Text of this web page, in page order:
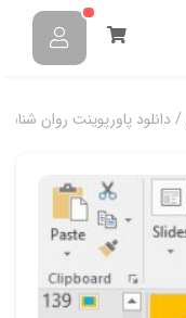
/ دانلود پاورپوینت روان